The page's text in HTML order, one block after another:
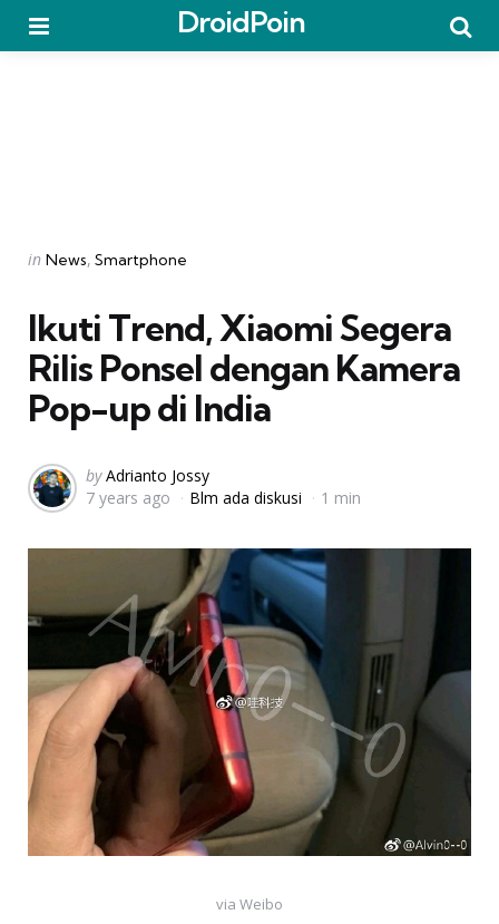
DroidPoin
Categories
Posted
in News Smartphone
Ikuti Trend, Xiaomi Segera
Rilis Ponsel dengan Kamera
Pop-up di India
Posted
by
by Adrianto Jossy
7 years ago
Blm ada diskusi 1 min
via Weibo